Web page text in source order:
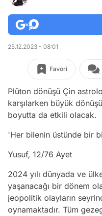
25.12.2023 - 08:01
Favori
Plüton dönüşü Çin
karşılarken büyük
boyutta da etkili olacak.
'Her bilenin üstünde bir
Yusuf, 12/76 Ayet
2024 yılı dünyada ve
yaşanacağı bir dönem
jeopolitik olayların
oynamaktadır. Tüm